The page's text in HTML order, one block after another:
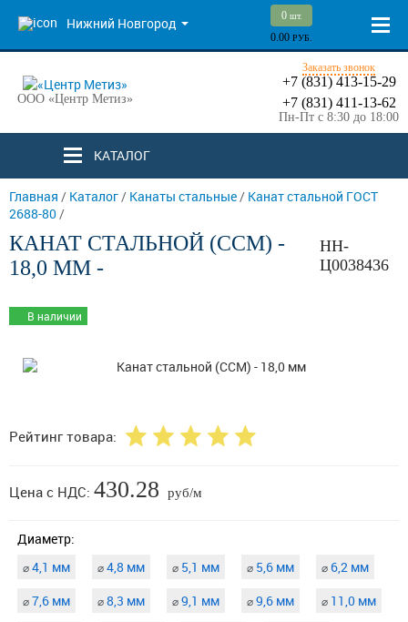
Нижний Новгород 0 шт.
0.00 РУБ.
ООО «Центр Метиз»
Заказать звонок
+7 (831) 413-15-29
+7 (831) 411-13-62
Пн-Пт с 8:30 до 18:00
КАТАЛОГ
Главная / Каталог/ Канаты стальные/ Канат стальной ГОСТ
2688-80/
КАНАТ СТАЛЬНОЙ (ССМ) -
18,0 ММ -
НН-
Ц0038436
В наличии
Рейтинг товара:
Цена с НДС: 430.28 руб/м
Диаметр:
⌀4,1 мм ⌀4,8 мм ⌀ 5,1 мм ⌀ 5,6 мм ⌀ 6,2 мм
⌀7,6 мм ⌀8,3 мм ⌀9,1 мм ⌀9,6 мм ⌀ 11,0 мм